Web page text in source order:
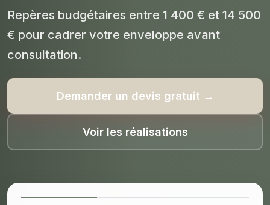
Repères budgétaires entre 1 400 € et 14 500
€ pour cadrer votre enveloppe avant
consultation.
Demander un devis gratuit →
Voir les réalisations